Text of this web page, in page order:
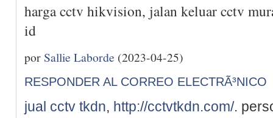
harga cctv hikvision, jalan keluar cctv
id
porSallie Laborde (2023-04-25)
RESPONDER AL CORREO ELECTRÃ³NICO
jual cctv tkdn, http://cctvtkdn.com/.